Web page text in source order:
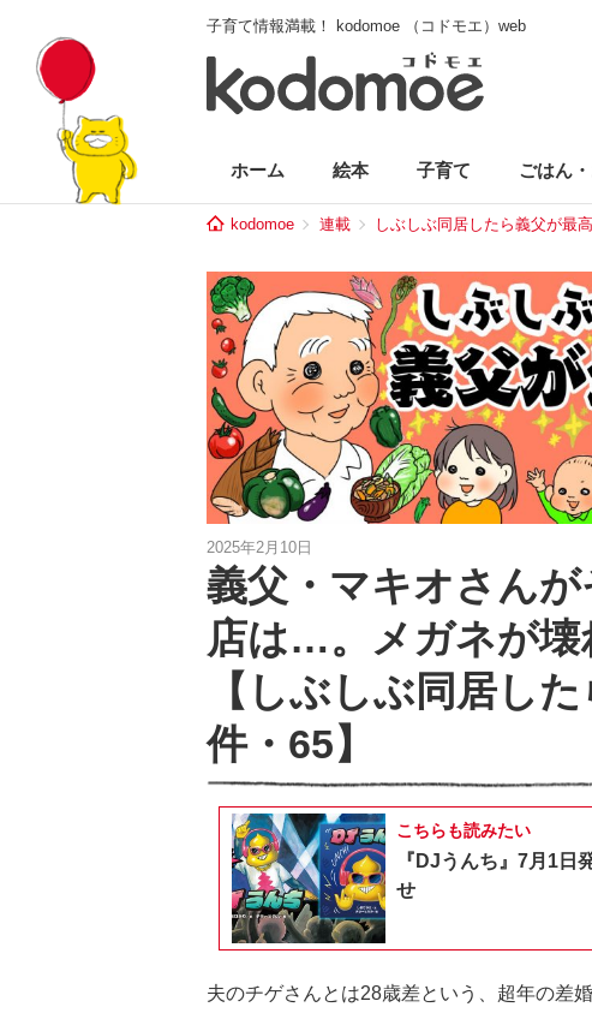
子育て情報満載！ kodomoe （コドモエ）web
ホーム 絵本 子育て ごはん
kodomoe 連載 しぶしぶ同居したら義父が最
2025年2月10日
義父・マキオさん
店は…。メガネが壊
【しぶしぶ同居し
件・65】
こちらも読みたい
『DJうんち』7月1日
せ
夫のチゲさんとは28歳差という、超年の差